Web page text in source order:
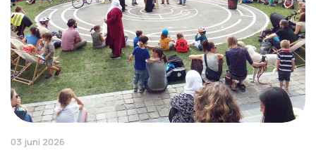
03 juni 2026